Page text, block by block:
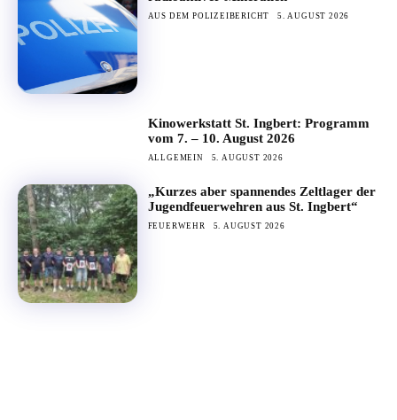
AUS DEM POLIZEIBERICHT 5. AUGUST 2026
Kinowerkstatt St. Ingbert: Programm
vom 7. – 10. August 2026
ALLGEMEIN 5. AUGUST 2026
„Kurzes aber spannendes Zeltlager der
Jugendfeuerwehren aus St. Ingbert“
FEUERWEHR 5. AUGUST 2026